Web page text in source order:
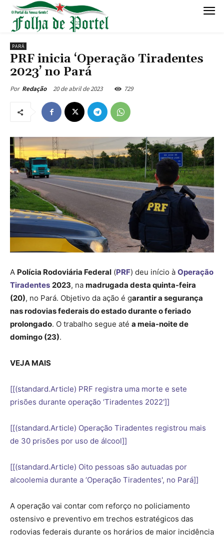
PARÁ
PRF inicia ‘Operação Tiradentes
2023’ no Pará
Por Redação 20 de abril de 2023 729
A Polícia Rodoviária Federal (PRF) deu início à Operação
Tiradentes 2023, na madrugada desta quinta-feira
(20), no Pará. Objetivo da ação é garantir a segurança
nas rodovias federais do estado durante o feriado
prolongado. O trabalho segue até a meia-noite de
domingo (23).
VEJA MAIS
[[(standard.Article) PRF registra uma morte e sete
prisões durante operação ‘Tiradentes 2022']]
[[(standard.Article) Operação Tiradentes registrou mais
de 30 prisões por uso de álcool]]
[[(standard.Article) Oito pessoas são autuadas por
alcoolemia durante a ‘Operação Tiradentes', no Pará]]
A operação vai contar com reforço no policiamento
ostensivo e preventivo em trechos estratégicos das
rodovias federais durante os horários de maior incidência